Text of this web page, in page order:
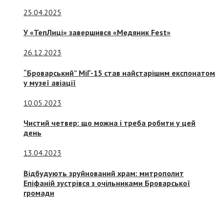
25.04.2025
У «ТепЛиці» завершився «Медяник Fest»
26.12.2023
“Броварський” МіГ-15 став найстарішим експонатом
у музеї авіації
10.05.2023
Чистий четвер: що можна і треба робити у цей
день
13.04.2023
Відбудують зруйнований храм: митрополит
Епіфаній зустрівся з очільниками Броварської
громади